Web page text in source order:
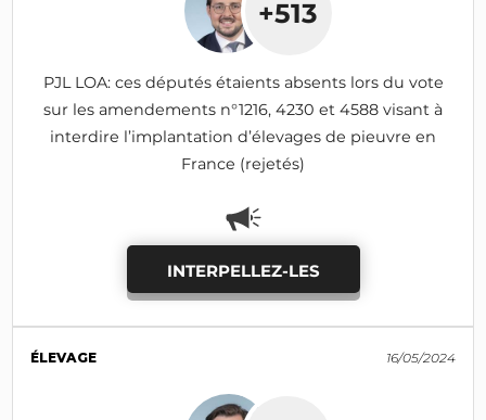
+513
PJL LOA: ces députés étaients absents lors du vote
sur les amendements n°1216, 4230 et 4588 visant à
interdire l’implantation d’élevages de pieuvre en
France (rejetés)
INTERPELLEZ-LES
ÉLEVAGE 16/05/2024